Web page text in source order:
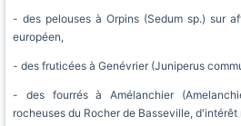
- des pelouses à Orpins (Sedum sp.) sur
européen,
- des fruticées à Genévrier (Juniperus
- des fourrés à Amélanchier
rocheuses du Rocher de Basseville, d'intérêt